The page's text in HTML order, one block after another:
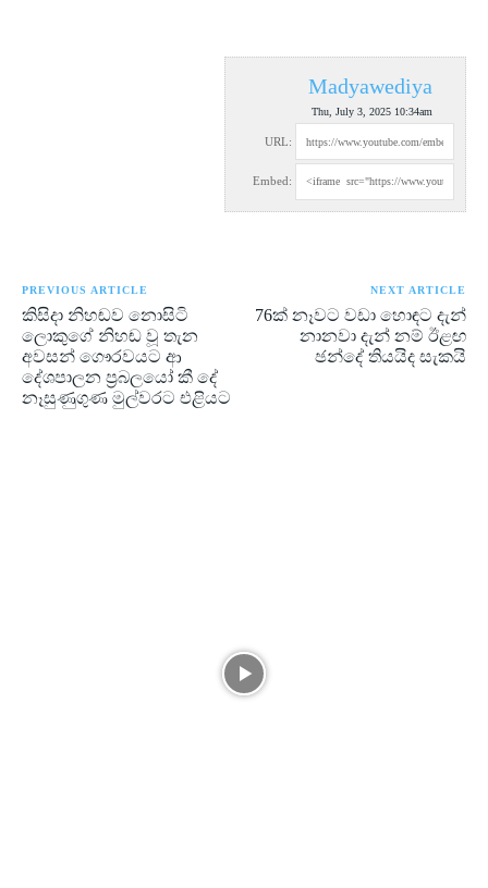
Madyawediya
Thu, July 3, 2025 10:34am
URL:
Embed:
PREVIOUS ARTICLE
කිසිදා නිහඬව නොසිටි
ලොකුගේ නිහඬ වූ තැන
අවසන් ගෞරවයට ආ
දේශපාලන ප්‍රබලයෝ කී දේ
නෑසුණුගුණ මුල්වරට එළියට
NEXT ARTICLE
76ක් නෑවට වඩා හොඳට දැන්
නානවා දැන් නම් ඊළඟ
ඡන්දේ තියයිද සැකයි